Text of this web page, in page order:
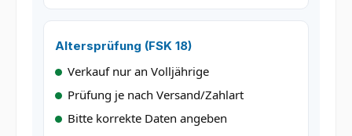
Altersprüfung (FSK 18)
Verkauf nur an Volljährige
Prüfung je nach Versand/Zahlart
Bitte korrekte Daten angeben